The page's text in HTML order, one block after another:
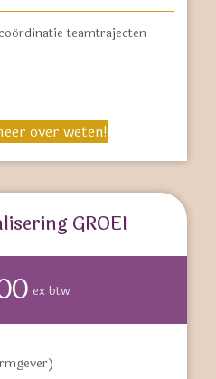
teamtrajecten
over weten!
GROEI
ex btw